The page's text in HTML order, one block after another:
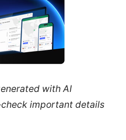
with AI
important details